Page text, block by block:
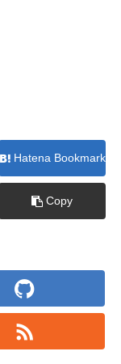
Hatena Bookmark
Copy